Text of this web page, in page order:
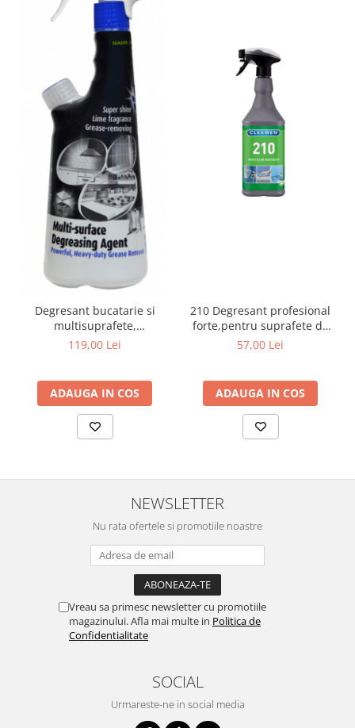
Degresant bucatarie si
multisuprafete,
Concentralia, 425ml
119,00 Lei
ADAUGA IN COS
210 Degresant profesional
forte,pentru suprafete de
bucatarie,1l
57,00 Lei
ADAUGA IN COS
NEWSLETTER
Nu rata ofertele si promotiile noastre
Vreau sa primesc newsletter cu promotiile
magazinului. Afla mai multe in Politica de
Confidentialitate
SOCIAL
Urmareste-ne in social media